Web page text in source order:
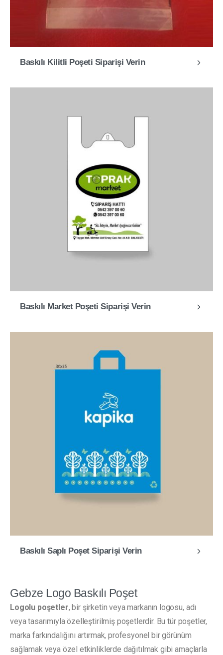
Baskılı Kilitli Poşeti Siparişi Verin
Baskılı Market Poşeti Siparişi Verin
Baskılı Saplı Poşet Siparişi Verin
Gebze Logo Baskılı Poşet
Logolu poşetler, bir şirketin veya markanın logosu, adı
veya tasarımıyla özelleştirilmiş poşetlerdir. Bu tür poşetler,
marka farkındalığını artırmak, profesyonel bir görünüm
sağlamak veya özel etkinliklerde dağıtılmak gibi amaçlarla